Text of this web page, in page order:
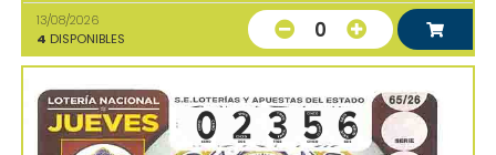
13/08/2026
4 DISPONIBLES 0